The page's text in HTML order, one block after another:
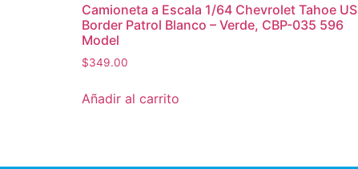
Camioneta a Escala 1/64 Chevrolet Tahoe US
Border Patrol Blanco – Verde, CBP-035 596
Model
$349.00
Añadir al carrito